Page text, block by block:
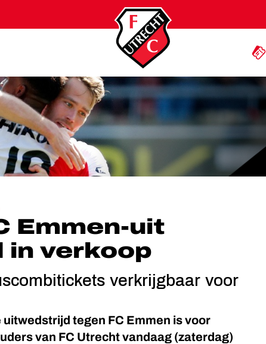
IN VERKOOP
Emmen-uit
in verkoop
verkrijgbaar voor
tegen FC Emmen is voor
van FC Utrecht vandaag (zaterdag)